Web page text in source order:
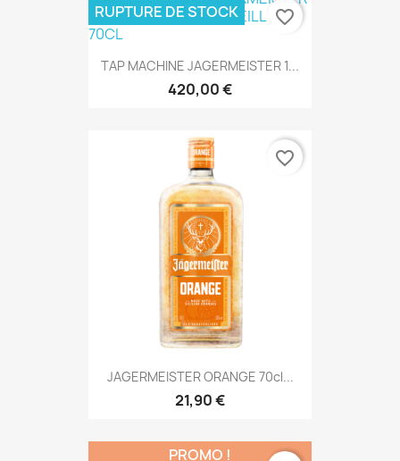
TAP MACHINE JAGERMEISTER 1...
420,00 €
RUPTURE DE STOCK favorite_border
JAGERMEISTER ORANGE 70cl...
21,90 €
favorite_border
PROMO !